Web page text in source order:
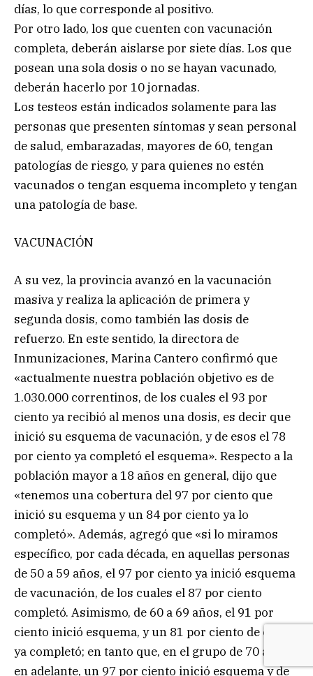
días, lo que corresponde al positivo.
Por otro lado, los que cuenten con vacunación
completa, deberán aislarse por siete días. Los que
posean una sola dosis o no se hayan vacunado,
deberán hacerlo por 10 jornadas.
Los testeos están indicados solamente para las
personas que presenten síntomas y sean personal
de salud, embarazadas, mayores de 60, tengan
patologías de riesgo, y para quienes no estén
vacunados o tengan esquema incompleto y tengan
una patología de base.
VACUNACIÓN
A su vez, la provincia avanzó en la vacunación
masiva y realiza la aplicación de primera y
segunda dosis, como también las dosis de
refuerzo. En este sentido, la directora de
Inmunizaciones, Marina Cantero confirmó que
«actualmente nuestra población objetivo es de
1.030.000 correntinos, de los cuales el 93 por
ciento ya recibió al menos una dosis, es decir que
inició su esquema de vacunación, y de esos el 78
por ciento ya completó el esquema». Respecto a la
población mayor a 18 años en general, dijo que
«tenemos una cobertura del 97 por ciento que
inició su esquema y un 84 por ciento ya lo
completó». Además, agregó que «si lo miramos
específico, por cada década, en aquellas personas
de 50 a 59 años, el 97 por ciento ya inició esquema
de vacunación, de los cuales el 87 por ciento
completó. Asimismo, de 60 a 69 años, el 91 por
ciento inició esquema, y un 81 por ciento de ellos
ya completó; en tanto que, en el grupo de 70 años
en adelante, un 97 por ciento inició esquema y de